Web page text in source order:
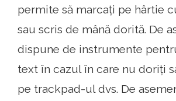
permite să marcați pe hârtie
sau scris de mână dorită. De
dispune de instrumente
text în cazul în care nu doriți
pe trackpad-ul dvs. De